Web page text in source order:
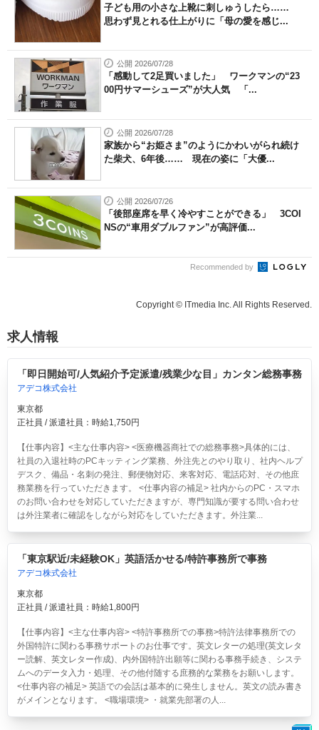
子ども用の小さな上靴に刺しゅうしたら……
思わず見とれる仕上がりに「母の愛を感じ...
公開 2026/07/28
「感動して2足買いました」 ワークマンの“23
00円サマーシューズ”が大人気 「...
公開 2026/07/28
家族から“お姫さま”のようにかわいがられ続け
た柴犬、6年後…… 現在の姿に「大優...
公開 2026/07/26
「後部座席を早く冷やすことができる」 3COI
NSの“車用ダブルファン”が高評価...
Recommended by
Copyright © ITmedia Inc. All Rights Reserved.
求人情報
「即日開始可/人気紹介予定派遣/残業少な目」カンタン総務事務
アデコ株式会社
東京都
正社員 / 派遣社員：時給1,750円
【仕事内容】<主な仕事内容> <医療機器商社での総務事務>具体的には、
社員の入退社時のPCキッティング業務、外注先とのやり取り、社内ヘルプ
デスク、備品・名刺の発注、郵便物対応、来客対応、電話応対、その他庶
務業務を行っていただきます。 <仕事内容の補足> 社内からのPC・スマホ
のお問い合わせを対応していただきますが、専門知識が要する問い合わせ
は外注業者に確認をしながら対応をしていただきます。外注業...
「東京駅近/未経験OK」英語活かせる/特許事務所で事務
アデコ株式会社
東京都
正社員 / 派遣社員：時給1,800円
【仕事内容】<主な仕事内容> <特許事務所での事務>特許法律事務所での
外国特許に関わる事務サポートのお仕事です。英文レターの処理(英文レタ
ー読解、英文レター作成)、内外国特許出願等に関わる事務手続き、システ
ムへのデータ入力・処理、その他付随する庶務的な業務をお願いします。
<仕事内容の補足> 英語での会話は基本的に発生しません。英文の読み書き
がメインとなります。 <職場環境> ・就業先部署の人...